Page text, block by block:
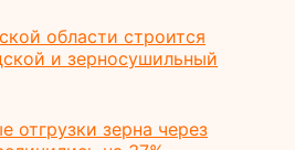
области строится
и зерносушильный
отгрузки зерна через